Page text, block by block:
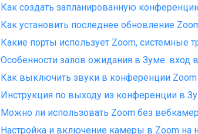
Как создать запланированную
Как установить последнее обновление
Какие порты использует Zoom, системные
Особенности залов ожидания в Зуме: вход
Как выключить звуки в конференции
Инструкция по выходу из конференции в
Можно ли использовать Zoom без
Настройка и включение камеры в Zoom на